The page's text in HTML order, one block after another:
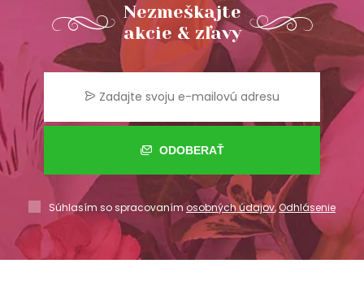
Nezmeškajte
akcie & zľavy
ODOBERAŤ
Súhlasím so spracovaním osobných údajov,Odhlásenie